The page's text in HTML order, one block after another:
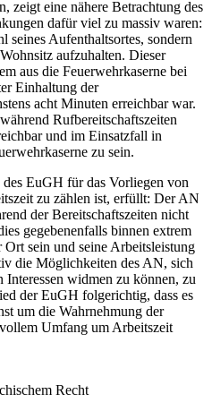
zeigt eine nähere Betrachtung des
dafür viel zu massiv waren:
Aufenthaltsortes, sondern
aufzuhalten. Dieser
aus die Feuerwehrkaserne bei
Einhaltung der
acht Minuten erreichbar war.
Rufbereitschaftszeiten
und im Einsatzfall in
zu sein.
EuGH für das Vorliegen von
zu zählen ist, erfüllt: Der AN
der Bereitschaftszeiten nicht
gegebenenfalls binnen extrem
sein und seine Arbeitsleistung
die Möglichkeiten des AN, sich
Interessen widmen zu können, zu
der EuGH folgerichtig, dass es
um die Wahrnehmung der
Umfang um Arbeitszeit
Recht